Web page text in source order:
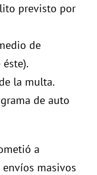
previsto por
de
la multa.
de auto
a
masivos